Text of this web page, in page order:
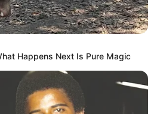
- Die LaserTag-Anlagen
zu den größten und
Hessen. Ausgerüstet mit
Spieler in den aufwendig
austoben. Das
ermöglicht sofort einen
über die erzielten Erfolge. Die
Happens Next Is Pure Magic